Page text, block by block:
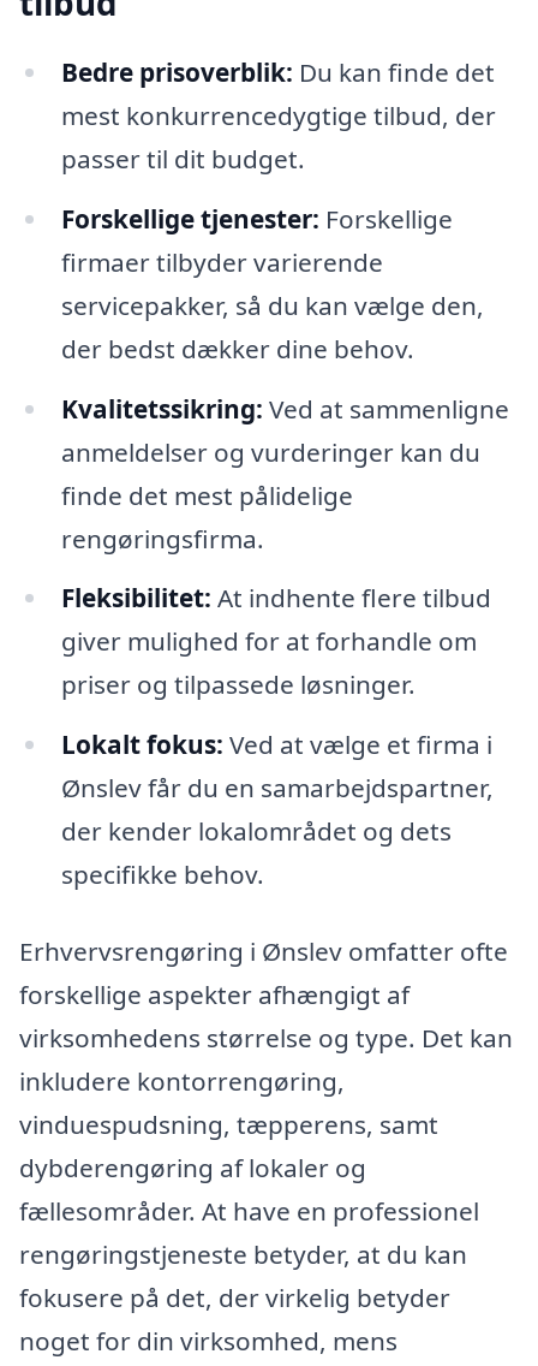
Bedre prisoverblik: Du kan finde det
mest konkurrencedygtige tilbud, der
passer til dit budget.
Forskellige tjenester: Forskellige
firmaer tilbyder varierende
servicepakker, så du kan vælge den,
der bedst dækker dine behov.
Kvalitetssikring: Ved at sammenligne
anmeldelser og vurderinger kan du
finde det mest pålidelige
rengøringsfirma.
Fleksibilitet: At indhente flere tilbud
giver mulighed for at forhandle om
priser og tilpassede løsninger.
Lokalt fokus: Ved at vælge et firma i
Ønslev får du en samarbejdspartner,
der kender lokalområdet og dets
specifikke behov.
Erhvervsrengøring i Ønslev omfatter ofte
forskellige aspekter afhængigt af
virksomhedens størrelse og type. Det kan
inkludere kontorrengøring,
vinduespudsning, tæpperens, samt
dybderengøring af lokaler og
fællesområder. At have en professionel
rengøringstjeneste betyder, at du kan
fokusere på det, der virkelig betyder
noget for din virksomhed, mens